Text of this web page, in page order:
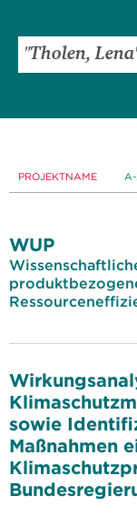
PROJEKTNAME
WUP
sowie
Maßnahmen